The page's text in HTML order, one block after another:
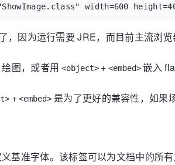
width=600
，因为运行需要 JRE，而目前主流浏
绘图，或者用 <object> + <embed> 嵌入
+ <embed> 是为了更好的兼容性，如果
基准字体。该标签可以为文档中的所